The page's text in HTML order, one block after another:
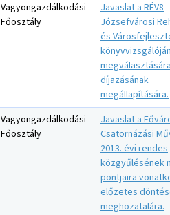
Vagyongazdálkodási
Főosztály
Javaslat a RÉV8
Józsefvárosi
és
díjazásának
megállapítására.
Vagyongazdálkodási
Főosztály
Javaslat a
Csatornázási
2013. évi rendes
közgyűlésének
pontjaira
előzetes
meghozatalára.